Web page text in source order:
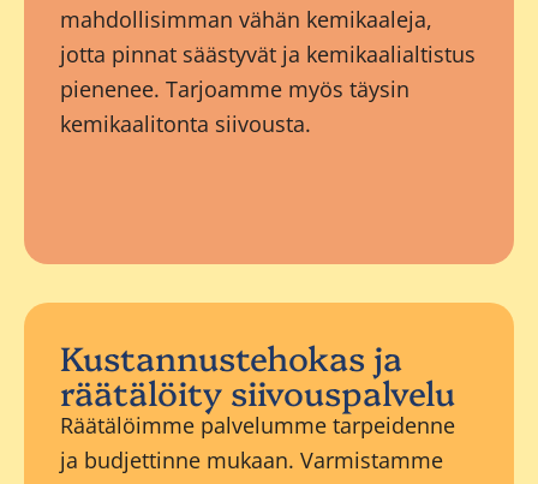
mahdollisimman vähän kemikaaleja,
jotta pinnat säästyvät ja kemikaalialtistus
pienenee. Tarjoamme myös täysin
kemikaalitonta siivousta.
Kustannustehokas ja
räätälöity siivouspalvelu
Räätälöimme palvelumme tarpeidenne
ja budjettinne mukaan. Varmistamme